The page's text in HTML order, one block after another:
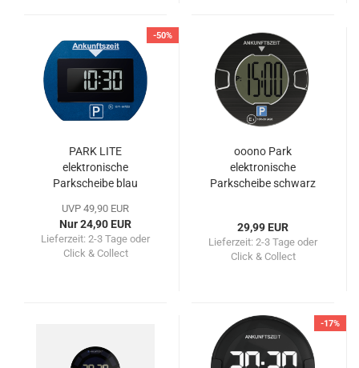
-50%
PARK LITE
elektronische
Parkscheibe blau
UVP 49,90 EUR
Nur 24,90 EUR
Lieferzeit: 2-3 Tage oder
Click & Collect
ooono Park
elektronische
Parkscheibe schwarz
29,99 EUR
Lieferzeit: 2-3 Tage oder
Click & Collect
-17%